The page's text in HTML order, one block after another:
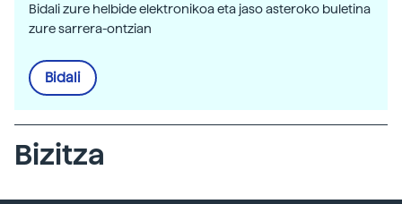
Bidali zure helbide elektronikoa eta jaso asteroko buletina
zure sarrera-ontzian
Bidali
Bizitza